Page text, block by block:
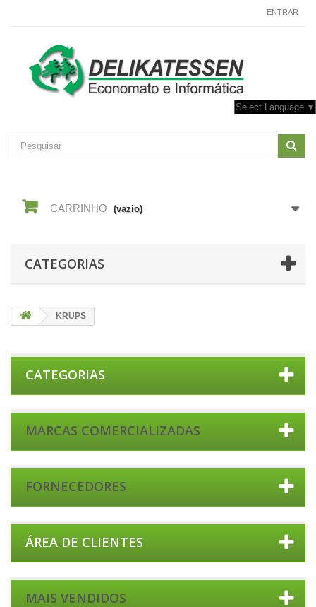
ENTRAR
Select Language ▼
CARRINHO (vazio)
CATEGORIAS
KRUPS
CATEGORIAS
MARCAS COMERCIALIZADAS
FORNECEDORES
ÁREA DE CLIENTES
MAIS VENDIDOS